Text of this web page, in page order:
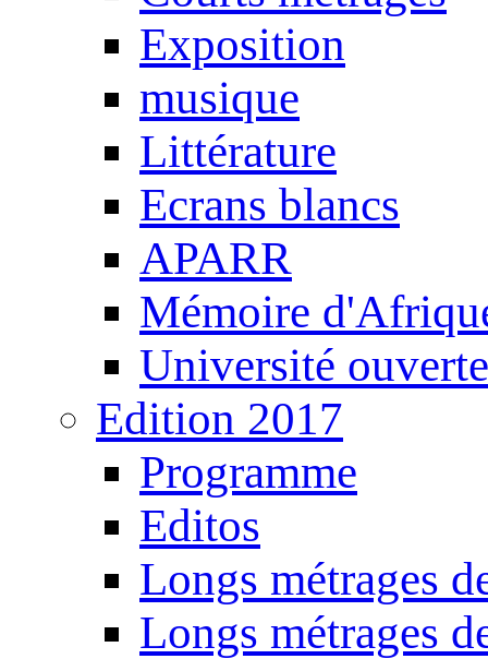
Exposition
musique
Littérature
Ecrans blancs
APARR
Mémoire
Université ouverte
Edition 2017
Programme
Editos
Longs métrages
Longs métrages